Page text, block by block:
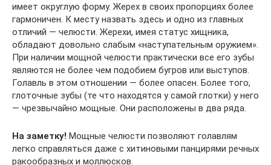
имеет округлую форму. Жерех в своих пропорциях более
гармоничен. К месту назвать здесь и одно из главных
отличий — челюсти. Жерехи, имея статус хищника,
обладают довольно слабым «наступательным оружием».
При наличии мощной челюсти практически все его зубы
являются не более чем подобием бугров или выступов.
Голавль в этом отношении — более опасен. Более того,
глоточные зубы (те что находятся у самой глотки) у него
— чрезвычайно мощные. Они расположены в два ряда.
На заметку! Мощные челюсти позволяют голавлям
легко справляться даже с хитиновыми панцирями речных
ракообразных и моллюсков.